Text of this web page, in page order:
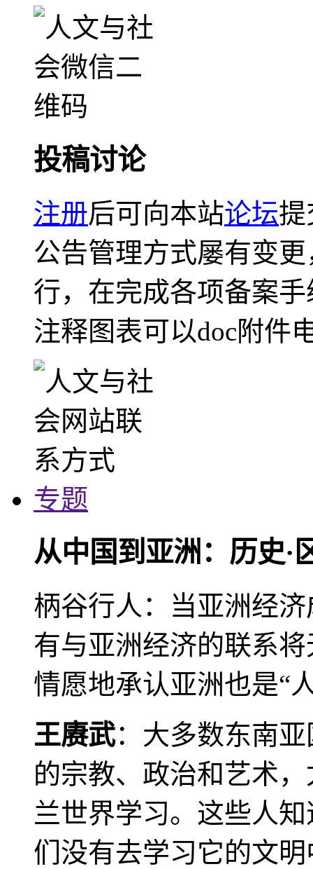
投稿讨论
注册后可向本站论坛提
公告管理方式屡有变
行，在完成各项备案
注释图表可以doc附件
专题
从中国到亚洲：历史·
柄谷行人：当亚洲经
有与亚洲经济的联系
情愿地承认亚洲也是“
王赓武：大多数东南
的宗教、政治和艺术
兰世界学习。这些人
们没有去学习它的文